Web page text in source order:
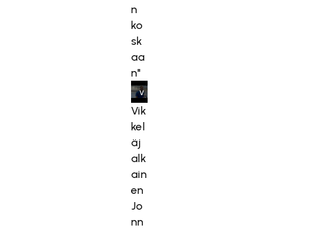
n
ko
sk
aa
n"
k
a
s
v
a
a
t
ii
m
a
r
k
Vik
kel
äj
alk
ain
en
Jo
nn